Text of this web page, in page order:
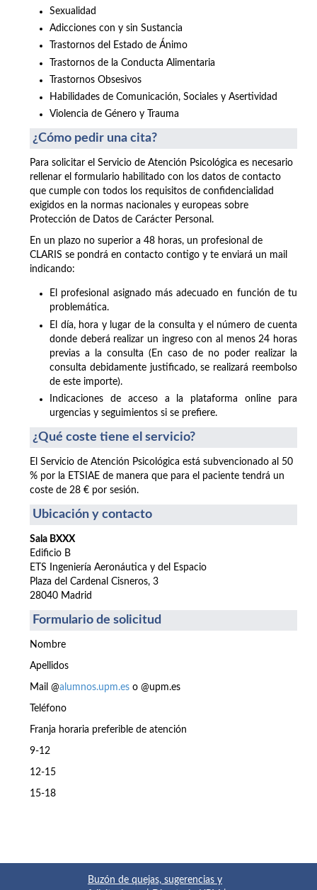
Sexualidad
Adicciones con y sin Sustancia
Trastornos del Estado de Ánimo
Trastornos de la Conducta Alimentaria
Trastornos Obsesivos
Habilidades de Comunicación, Sociales y Asertividad
Violencia de Género y Trauma
¿Cómo pedir una cita?
Para solicitar el Servicio de Atención Psicológica es necesario
rellenar el formulario habilitado con los datos de contacto
que cumple con todos los requisitos de confidencialidad
exigidos en la normas nacionales y europeas sobre
Protección de Datos de Carácter Personal.
En un plazo no superior a 48 horas, un profesional de
CLARIS se pondrá en contacto contigo y te enviará un mail
indicando:
El profesional asignado más adecuado en función de tu
problemática.
El día, hora y lugar de la consulta y el número de cuenta
donde deberá realizar un ingreso con al menos 24 horas
previas a la consulta (En caso de no poder realizar la
consulta debidamente justificado, se realizará reembolso
de este importe).
Indicaciones de acceso a la plataforma online para
urgencias y seguimientos si se prefiere.
¿Qué coste tiene el servicio?
El Servicio de Atención Psicológica está subvencionado al 50
% por la ETSIAE de manera que para el paciente tendrá un
coste de 28 € por sesión.
Ubicación y contacto
Sala BXXX
Edificio B
ETS Ingeniería Aeronáutica y del Espacio
Plaza del Cardenal Cisneros, 3
28040 Madrid
Formulario de solicitud
Nombre
Apellidos
Mail @alumnos.upm.es o @upm.es
Teléfono
Franja horaria preferible de atención
9-12
12-15
15-18
Buzón de quejas, sugerencias y